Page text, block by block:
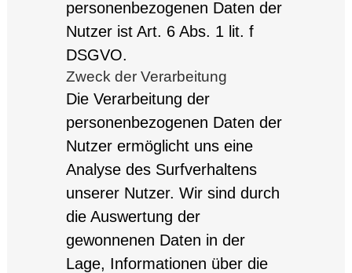
personenbezogenen Daten der
Nutzer ist Art. 6 Abs. 1 lit. f
DSGVO.
Zweck der Verarbeitung
Die Verarbeitung der
personenbezogenen Daten der
Nutzer ermöglicht uns eine
Analyse des Surfverhaltens
unserer Nutzer. Wir sind durch
die Auswertung der
gewonnenen Daten in der
Lage, Informationen über die